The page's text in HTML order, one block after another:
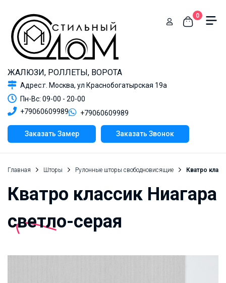
ЖАЛЮЗИ, РОЛЛЕТЫ, ВОРОТА
Адрес:г. Москва, ул Краснобогатырская 19а
Пн-Вс: 09-00 - 20-00
+79060609989
+79060609989
Заказать Замер Заказать Звонок
0
Главная Шторы Рулонные шторы свободновисящие Кватро
Кватро классик Ниагара
светло-серая